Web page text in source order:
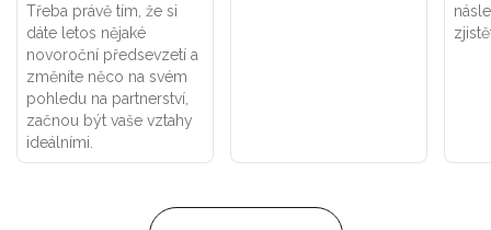
Třeba právě tím, že si
dáte letos nějaké
novoroční předsevzetí a
změníte něco na svém
pohledu na partnerství,
začnou být vaše vztahy
ideálními.